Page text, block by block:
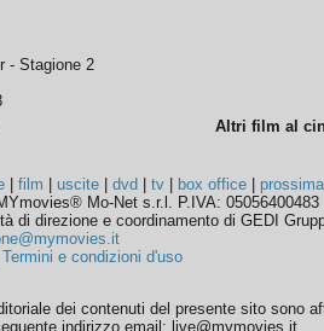
- Stagione 2
Altri film al
|film |uscite |dvd |tv box office
Mo-Net s.r.l. P.IVA:
di direzione e coordinamento di GEDI
Termini e condizioni d'uso
dei contenuti del presente sito sono
indirizzo email: live@mymovies.it